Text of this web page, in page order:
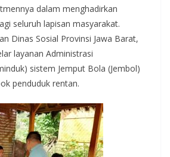
dalam menghadirkan
seluruh lapisan masyarakat.
Dinas Sosial Provinsi Jawa Barat,
layanan Administrasi
sistem Jemput Bola (Jembol)
penduduk rentan.